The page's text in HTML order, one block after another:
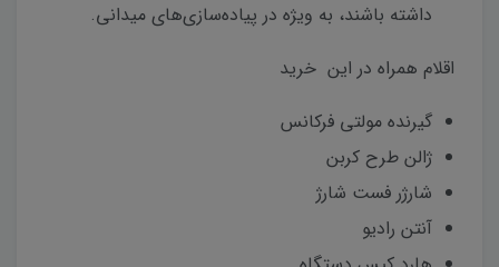
داشته باشند، به ویژه در پیاده‌سازی‌های میدانی.
اقلام همراه در این خرید
گیرنده مولتی فرکانس
ژالن طرح کربن
شارژر فست شارژ
آنتن رادیو